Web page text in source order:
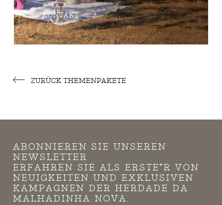
KONTAKT
ZURÜCK THEMENPAKETE
ABONNIEREN SIE UNSEREN
NEWSLETTER
ERFAHREN SIE ALS ERSTE*R VON
NEUIGKEITEN UND EXKLUSIVEN
KAMPAGNEN DER HERDADE DA
MALHADINHA NOVA.